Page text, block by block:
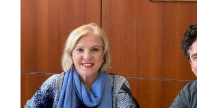
Productos y Servicios
RESGUARDO DE COLECCIONES
BIOBANCO